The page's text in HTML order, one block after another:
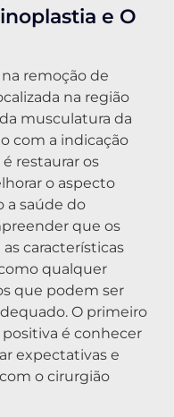
e O
remoção de
na região
musculatura da
com a indicação
restaurar os
o aspecto
a saúde do
que os
características
qualquer
que podem ser
O primeiro
é conhecer
expectativas e
o cirurgião